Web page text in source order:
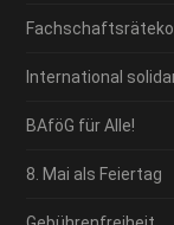
International
BAföG für Alle!
8. Mai als Feiertag